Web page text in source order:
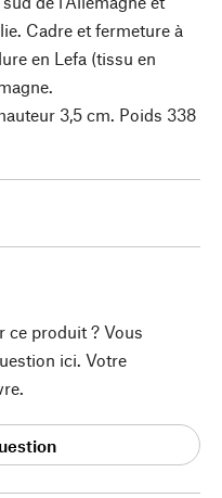
Cadre et fermeture à
en Lefa (tissu en
3,5 cm. Poids 338
ce produit ? Vous
ici. Votre